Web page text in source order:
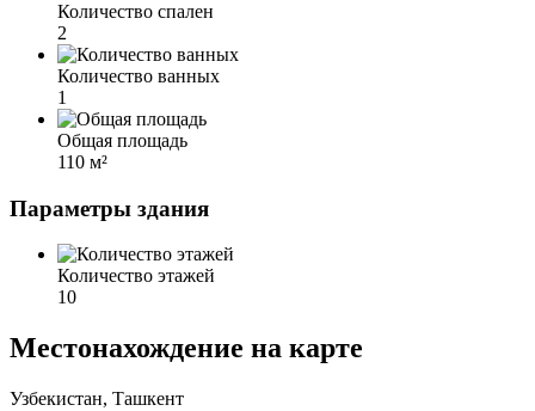
Количество спален
2
Количество ванных
1
Общая площадь
110 м²
Параметры здания
Количество этажей
10
Местонахождение на карте
Узбекистан, Ташкент